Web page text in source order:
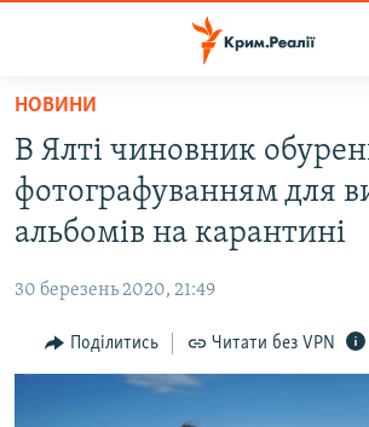
Перейти
основного
матеріалу
Перейти
до
основної
навігації
Перейти
до
ВОДА.КРИМ
ВІДЕО ТА ФОТО
БЛОГИ
ПОГЛЯД
НОВИНИ
В Ялті чиновник
фотографуванням для
альбомів на карантині
30 березень 2020, 21:49
Поділитись Читати без VPN